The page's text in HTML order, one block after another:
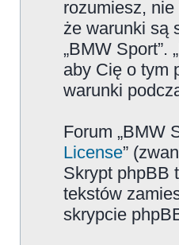
rozumiesz,
że warunki są
„BMW Sport”.
aby Cię o tym
warunki
Forum „BMW
License”
Skrypt phpBB
tekstów
skrypcie